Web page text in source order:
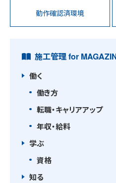
動作確認済環境
施工管理 for
働く
働き方
転職・キャリアアップ
年収・給料
学ぶ
資格
知る